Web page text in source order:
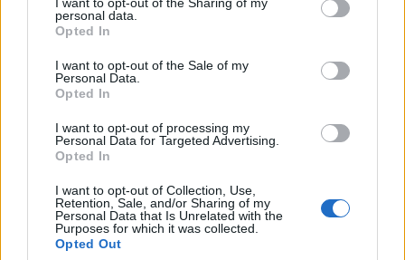
personal data.
Opted In
I want to opt-out of the Sale of my
Personal Data.
Opted In
I want to opt-out of processing my
Personal Data for Targeted Advertising.
Opted In
I want to opt-out of Collection, Use,
Retention, Sale, and/or Sharing of my
Personal Data that Is Unrelated with the
Purposes for which it was collected.
Opted Out
Πληροφορίες: howstuffworks.com, metro.co.uk
ΔΙΑΦΗΜΙΣΗ